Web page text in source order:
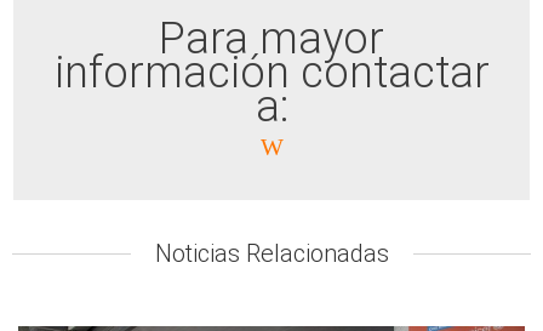
Para mayor
información contactar
a:
Comunicaciones GIFMM Nacional –
Noticias Relacionadas